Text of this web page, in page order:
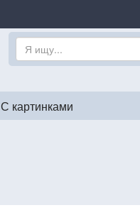
С картинками